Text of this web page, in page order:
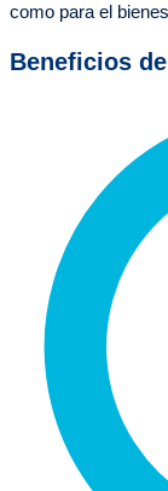
como para el
Beneficios